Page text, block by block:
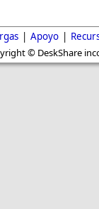
| Apoyo |
© DeskShare